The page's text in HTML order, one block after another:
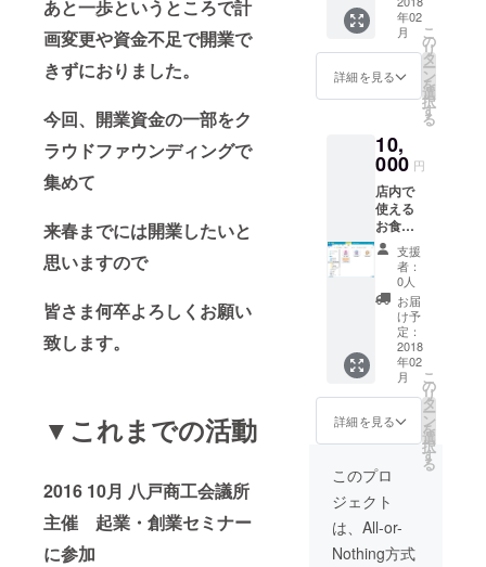
あと一歩というところで計
画変更や資金不足で開業で
きずにおりました。
今回、開業資金の一部をク
ラウドファウンディングで
集めて
来春までには開業したいと
思いますので
皆さま何卒よろしくお願い
致します。
▼これまでの活動
2016 10月 八戸商工会議所
主催 起業・創業セミナー
に参加
）1800
円相当
年02
月
詳細を見る
こ
の
リ
タ
ー
ン
を
選
択
す
る
10,
000 円
店内で
使える
お食事
券6500
円分+限
定缶
バッチ
（A,B,C
）1800
円相当
+店名ロ
ゴ入り
トート
バッグ
2000円
支援
者：
0人
お届
け予
定：
2018
年02
月
詳細を見る
こ
の
リ
タ
ー
ン
を
選
択
す
る
このプロ
ジェクト
は、All-or-
Nothing方式